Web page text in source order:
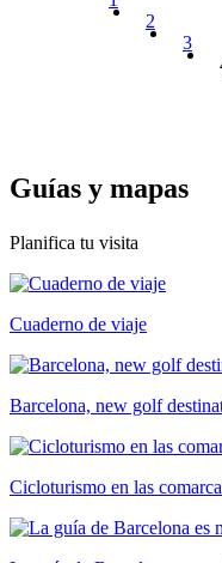
2
3
Guías y mapas
Planifica tu visita
Cuaderno de viaje
Barcelona, new golf
Cicloturismo en las